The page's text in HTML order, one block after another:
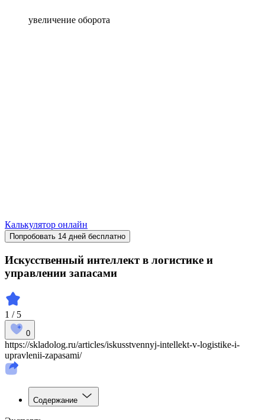
увеличение оборота
Калькулятор онлайн
Попробовать 14 дней бесплатно
Искусственный интеллект в логистике и
управлении запасами
1 / 5
0
https://skladolog.ru/articles/iskusstvennyj-intellekt-v-logistike-i-
upravlenii-zapasami/
Содержание